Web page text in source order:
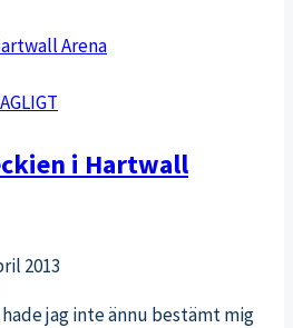
i Hartwall
2013
jag inte ännu bestämt mig